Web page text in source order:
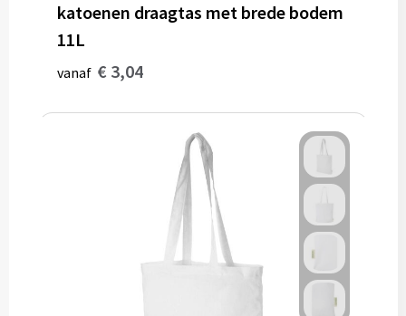
katoenen draagtas met brede bodem
11L
vanaf € 3,04